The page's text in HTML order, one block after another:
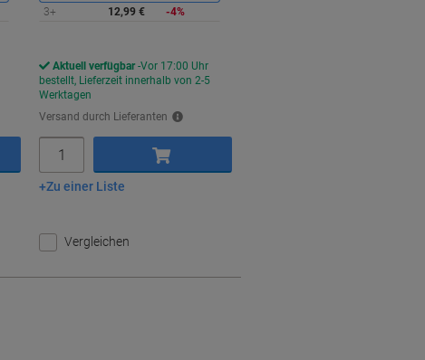
3+
12,99 € -4%
Aktuell verfügbar Vor 17:00 Uhr
bestellt, Lieferzeit innerhalb von 2-5
Werktagen
Versand durch Lieferanten
In den Warenkorb
Zu einer Liste
Vergleichen